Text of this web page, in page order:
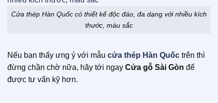
Cửa thép Hàn Quốc có thiết kế độc đáo, đa dạng với nhiều kích
thước, màu sắc
Nếu bạn thấy ưng ý với mẫu cửa thép Hàn Quốc trên thì
đừng chần chờ nữa, hãy tới ngay Cửa gỗ Sài Gòn để
được tư vấn kỹ hơn.